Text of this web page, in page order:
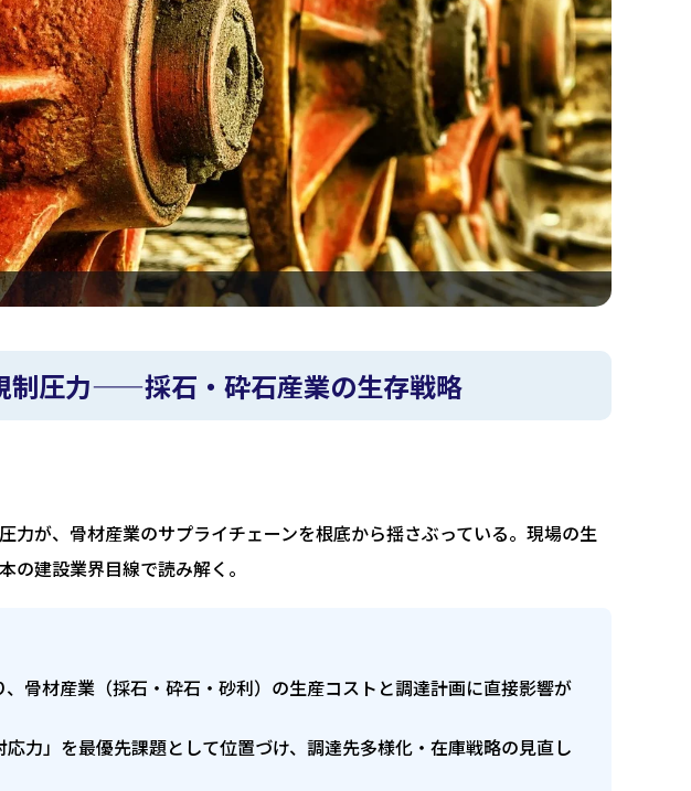
制圧力——採石・砕石産業の生存戦略
力が、骨材産業のサプライチェーンを根底から揺さぶっている。現場の生
の建設業界目線で読み解く。
骨材産業（採石・砕石・砂利）の生産コストと調達計画に直接影響が
力」を最優先課題として位置づけ、調達先多様化・在庫戦略の見直し